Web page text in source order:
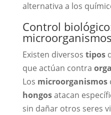
alternativa a los
Control
microorganismos
Existen diversos tipos
que actúan contra
Los microorganismos
hongosatacan
sin dañar otros seres